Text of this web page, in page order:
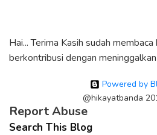
Hai... Terima Kasih sudah
berkontribusi dengan
Powered by
@hikayatbanda
Report Abuse
Search This Blog